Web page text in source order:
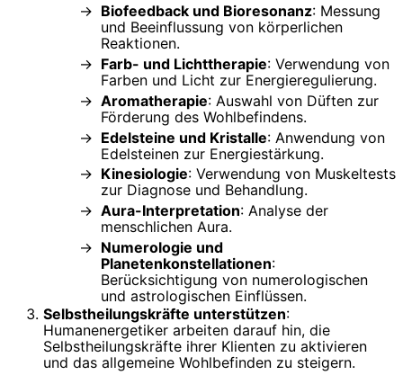
Biofeedback und Bioresonanz: Messung
und Beeinflussung von körperlichen
Reaktionen.
Farb- und Lichttherapie: Verwendung von
Farben und Licht zur Energieregulierung.
Aromatherapie: Auswahl von Düften zur
Förderung des Wohlbefindens.
Edelsteine und Kristalle: Anwendung von
Edelsteinen zur Energiestärkung.
Kinesiologie: Verwendung von Muskeltests
zur Diagnose und Behandlung.
Aura-Interpretation: Analyse der
menschlichen Aura.
Numerologie und
Planetenkonstellationen:
Berücksichtigung von numerologischen
und astrologischen Einflüssen.
Selbstheilungskräfte unterstützen:
Humanenergetiker arbeiten darauf hin, die
Selbstheilungskräfte ihrer Klienten zu aktivieren
und das allgemeine Wohlbefinden zu steigern.